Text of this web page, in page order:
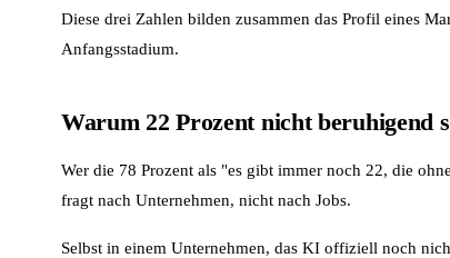
Diese drei Zahlen bilden zusammen das Profil eines
Anfangsstadium.
Warum 22 Prozent nicht beruhigend
Wer die 78 Prozent als "es gibt immer noch 22, die
fragt nach Unternehmen, nicht nach Jobs.
Selbst in einem Unternehmen, das KI offiziell noch